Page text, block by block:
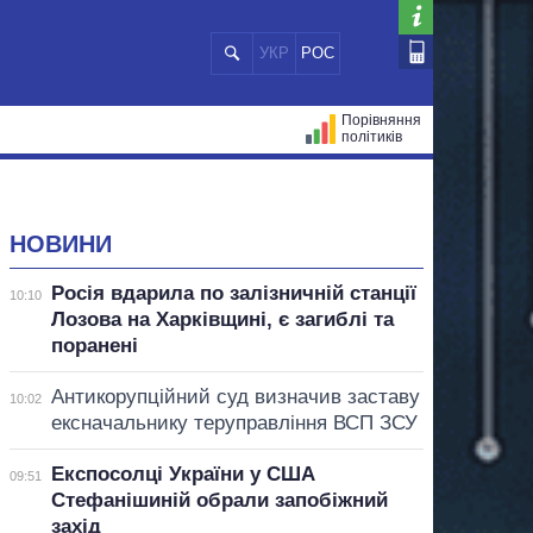
УКР РОС
Порівняння
політиків
НОВИНИ
10:10
Росія вдарила по залізничній станції
Лозова на Харківщині, є загиблі та
поранені
10:02
Антикорупційний суд визначив заставу
ексначальнику теруправління ВСП ЗСУ
09:51
Експосолці України у США
Стефанішиній обрали запобіжний
захід